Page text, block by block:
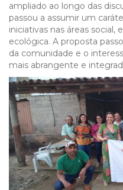
ampliado ao longo das
passou a assumir um
iniciativas nas áreas social,
ecológica. A proposta
da comunidade e o
mais abrangente e